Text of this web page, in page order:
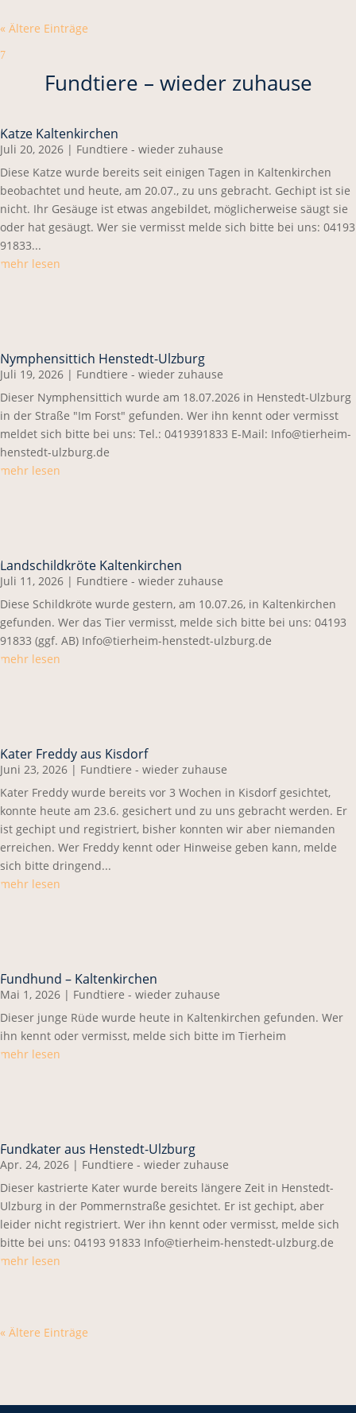
« Ältere Einträge
7
Fundtiere – wieder zuhause
Katze Kaltenkirchen
Juli 20, 2026 | Fundtiere - wieder zuhause
Diese Katze wurde bereits seit einigen Tagen in Kaltenkirchen
beobachtet und heute, am 20.07., zu uns gebracht. Gechipt ist sie
nicht. Ihr Gesäuge ist etwas angebildet, möglicherweise säugt sie
oder hat gesäugt. Wer sie vermisst melde sich bitte bei uns: 04193
91833...
mehr lesen
Nymphensittich Henstedt-Ulzburg
Juli 19, 2026 | Fundtiere - wieder zuhause
Dieser Nymphensittich wurde am 18.07.2026 in Henstedt-Ulzburg
in der Straße "Im Forst" gefunden. Wer ihn kennt oder vermisst
meldet sich bitte bei uns: Tel.: 0419391833 E-Mail: Info@tierheim-
henstedt-ulzburg.de
mehr lesen
Landschildkröte Kaltenkirchen
Juli 11, 2026 | Fundtiere - wieder zuhause
Diese Schildkröte wurde gestern, am 10.07.26, in Kaltenkirchen
gefunden. Wer das Tier vermisst, melde sich bitte bei uns: 04193
91833 (ggf. AB) Info@tierheim-henstedt-ulzburg.de
mehr lesen
Kater Freddy aus Kisdorf
Juni 23, 2026 | Fundtiere - wieder zuhause
Kater Freddy wurde bereits vor 3 Wochen in Kisdorf gesichtet,
konnte heute am 23.6. gesichert und zu uns gebracht werden. Er
ist gechipt und registriert, bisher konnten wir aber niemanden
erreichen. Wer Freddy kennt oder Hinweise geben kann, melde
sich bitte dringend...
mehr lesen
Fundhund – Kaltenkirchen
Mai 1, 2026 | Fundtiere - wieder zuhause
Dieser junge Rüde wurde heute in Kaltenkirchen gefunden. Wer
ihn kennt oder vermisst, melde sich bitte im Tierheim
mehr lesen
Fundkater aus Henstedt-Ulzburg
Apr. 24, 2026 | Fundtiere - wieder zuhause
Dieser kastrierte Kater wurde bereits längere Zeit in Henstedt-
Ulzburg in der Pommernstraße gesichtet. Er ist gechipt, aber
leider nicht registriert. Wer ihn kennt oder vermisst, melde sich
bitte bei uns: 04193 91833 Info@tierheim-henstedt-ulzburg.de
mehr lesen
« Ältere Einträge